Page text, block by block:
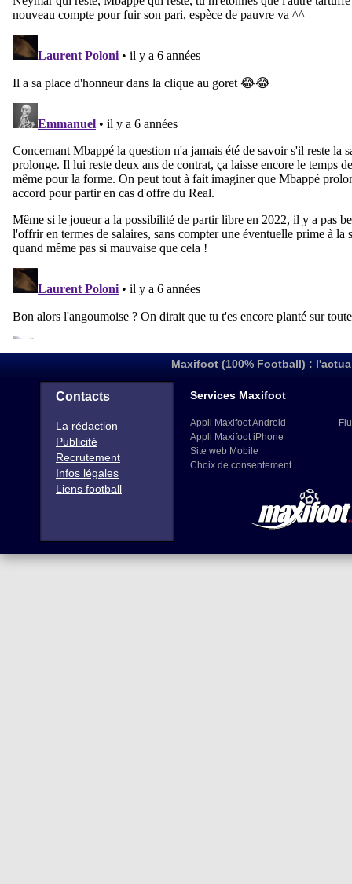
Maxifoot (100% Football) :
Contacts
La rédaction
Publicité
Recrutement
Infos légales
Liens football
Services Maxifoot
Appli Maxifoot Android
Appli Maxifoot iPhone
Site web Mobile
Choix de consentement